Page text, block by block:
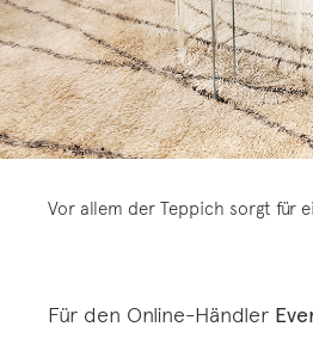
Vor allem der Teppich sorgt für
Für den Online-Händler